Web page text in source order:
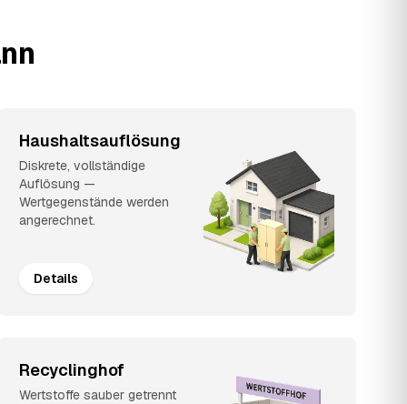
Haushaltsauflösung
Diskrete, vollständige
Auflösung —
Wertgegenstände werden
angerechnet.
Details
Recyclinghof
Wertstoffe sauber getrennt